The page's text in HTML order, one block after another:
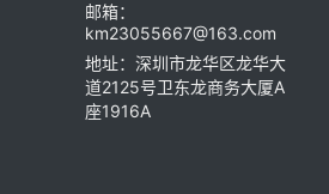
邮箱：
km23055667@163.com
地址：深圳市龙华区龙华大
道2125号卫东龙商务大厦A
座1916A